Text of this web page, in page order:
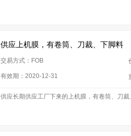
供应上机膜，有卷筒、刀裁、下脚料
交易方式：FOB
有效期：2020-12-31
供应长期供应工厂下来的上机膜，有卷筒、刀